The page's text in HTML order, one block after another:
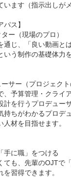
います（指示出しが
パス】
ー（現場のプロ）
通じ、「良い動画と
いう制作の基礎体力
サー（プロジェクト
、予算管理・クライ
計を行うプロデュー
持ちがわかるプロデ
材を目指せます。
手に職」をつける
ても、先輩のOJTで
習得できます。